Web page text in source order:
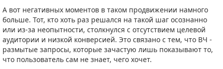
А вот негативных моментов в таком продвижении намного
больше. Тот, кто хоть раз решался на такой шаг осознанно
или из-за неопытности, столкнулся с отсутствием целевой
аудитории и низкой конверсией. Это связано с тем, что ВЧ -
размытые запросы, которые зачастую лишь показывают то,
что пользователь сам не знает, чего хочет.